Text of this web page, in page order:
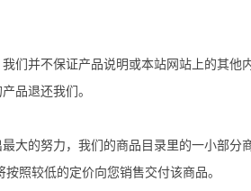
们并不保证产品说明或本站网站上的其
品退还我们。
大的努力，我们的商品目录里的一小部
照较低的定价向您销售交付该商品。